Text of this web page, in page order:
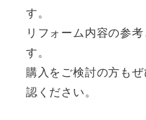
す。
リフォーム内容の参
す。
購入をご検討の方も
認ください。